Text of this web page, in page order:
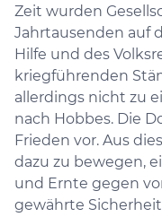
Zeit wurden
Jahrtausenden auf
Hilfe und des
kriegführenden
allerdings nicht zu
nach Hobbes. Die
Frieden vor. Aus
dazu zu bewegen,
und Ernte gegen
gewährte